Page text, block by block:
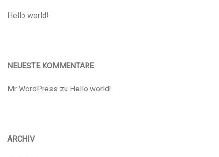
Hello world!
NEUESTE KOMMENTARE
Mr WordPress zu Hello world!
ARCHIV